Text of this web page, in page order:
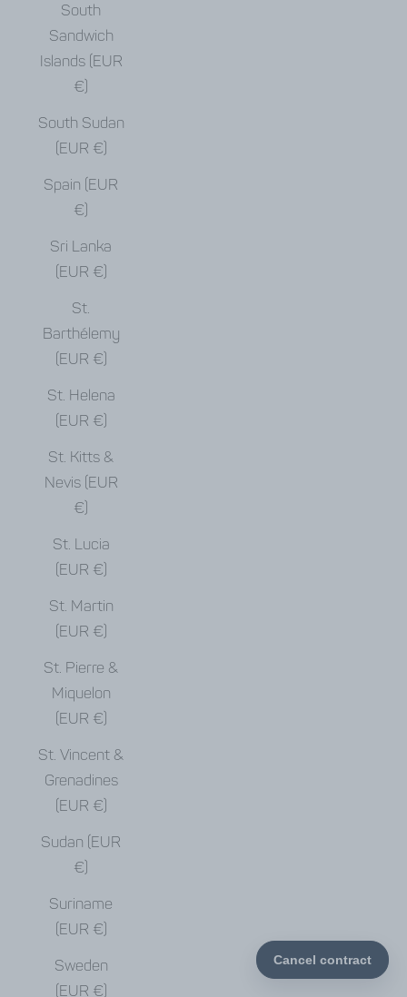
South
Sandwich
Islands (EUR
€)
South Sudan
(EUR €)
Spain (EUR
€)
Sri Lanka
(EUR €)
St.
Barthélemy
(EUR €)
St. Helena
(EUR €)
St. Kitts &
Nevis (EUR
€)
St. Lucia
(EUR €)
St. Martin
(EUR €)
St. Pierre &
Miquelon
(EUR €)
St. Vincent &
Grenadines
(EUR €)
Sudan (EUR
€)
Suriname
(EUR €)
Sweden
(EUR €)